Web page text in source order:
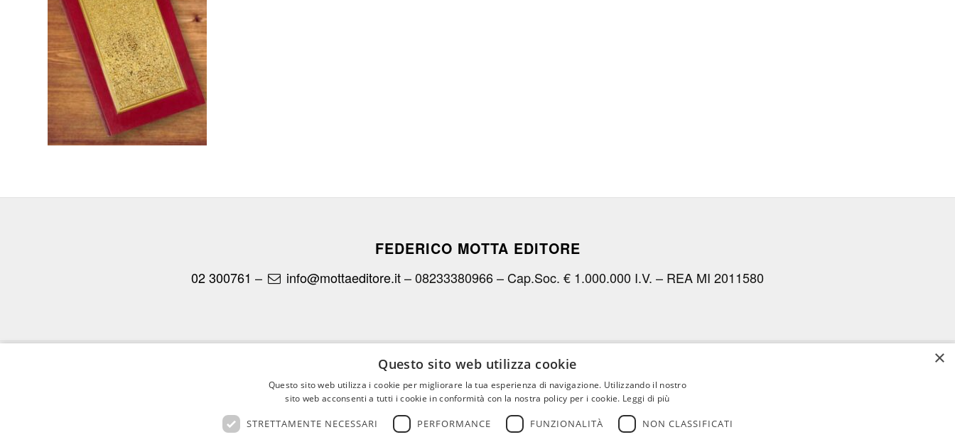
FEDERICO MOTTA EDITORE
02 300761 – info@mottaeditore.it– 08233380966 – Cap.Soc. € 1.000.000 I.V. – REA MI 2011580
CHI SIAMO LE OPERE RICONOSCIMENTI PER I CLIENTI ×
Questo sito web utilizza cookie
Questo sito web utilizza i cookie per migliorare la tua esperienza di navigazione. Utilizzando il nostro
sito web acconsenti a tutti i cookie in conformità con la nostra policy per i cookie. Leggi di più
STRETTAMENTE NECESSARI PERFORMANCE FUNZIONALITÀ NON CLASSIFICATI